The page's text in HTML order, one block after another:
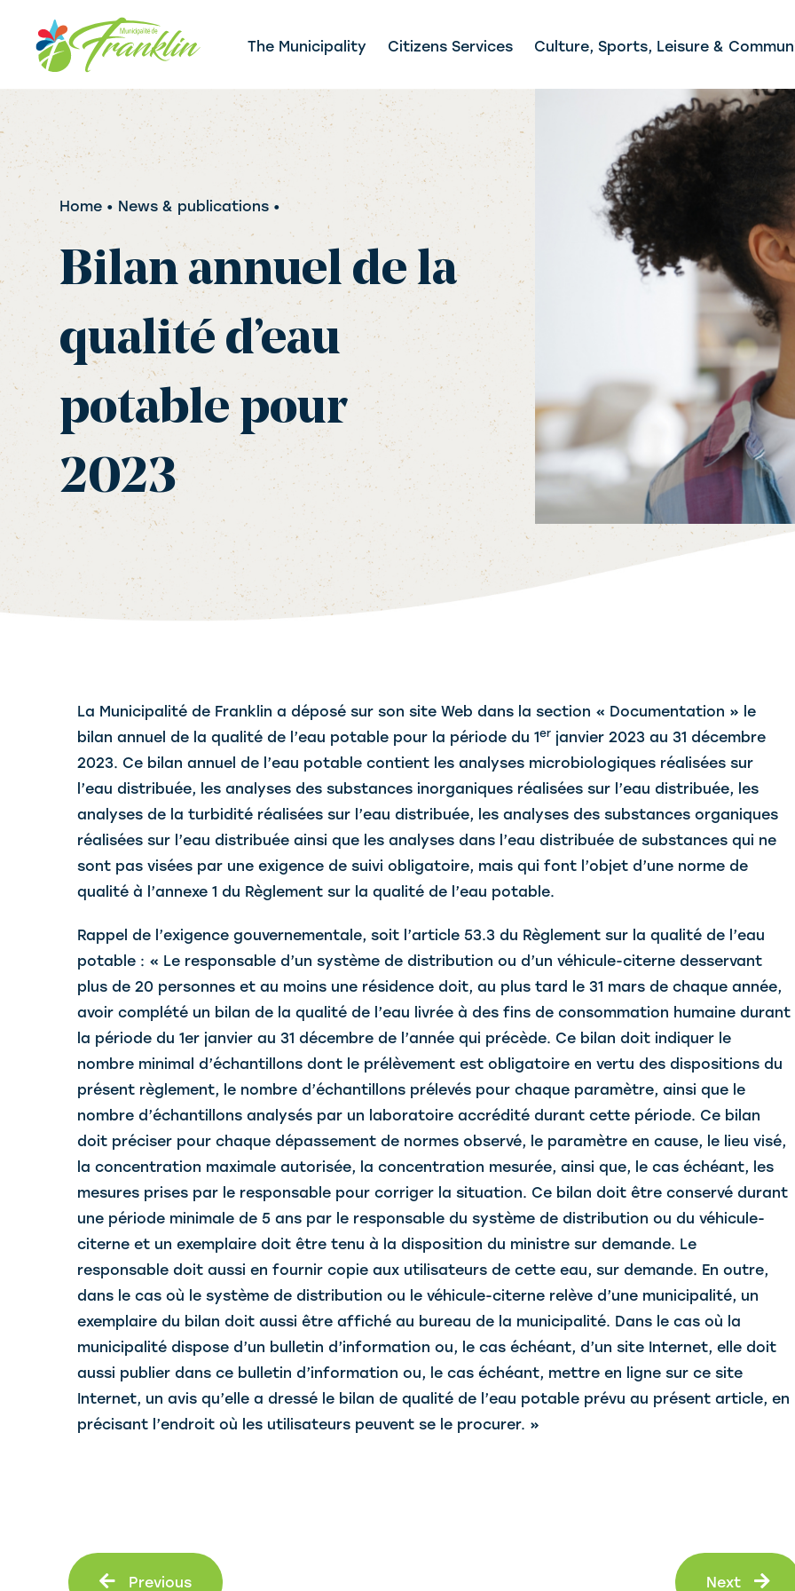
content
The Municipality Citizens Services Culture, Sports, Leisure &
Home • News & publications •
Bilan annuel de la
qualité d’eau
potable pour
2023
La Municipalité de Franklin a déposé sur son site Web dans la section « Documentation » le
bilan annuel de la qualité de l’eau potable pour la période du 1er janvier 2023 au 31 décembre
2023. Ce bilan annuel de l’eau potable contient les analyses microbiologiques réalisées sur
l’eau distribuée, les analyses des substances inorganiques réalisées sur l’eau distribuée, les
analyses de la turbidité réalisées sur l’eau distribuée, les analyses des substances organiques
réalisées sur l’eau distribuée ainsi que les analyses dans l’eau distribuée de substances qui ne
sont pas visées par une exigence de suivi obligatoire, mais qui font l’objet d’une norme de
qualité à l’annexe 1 du Règlement sur la qualité de l’eau potable.
Rappel de l’exigence gouvernementale, soit l’article 53.3 du Règlement sur la qualité de l’eau
potable : « Le responsable d’un système de distribution ou d’un véhicule-citerne desservant
plus de 20 personnes et au moins une résidence doit, au plus tard le 31 mars de chaque année,
avoir complété un bilan de la qualité de l’eau livrée à des fins de consommation humaine durant
la période du 1er janvier au 31 décembre de l’année qui précède. Ce bilan doit indiquer le
nombre minimal d’échantillons dont le prélèvement est obligatoire en vertu des dispositions du
présent règlement, le nombre d’échantillons prélevés pour chaque paramètre, ainsi que le
nombre d’échantillons analysés par un laboratoire accrédité durant cette période. Ce bilan
doit préciser pour chaque dépassement de normes observé, le paramètre en cause, le lieu visé,
la concentration maximale autorisée, la concentration mesurée, ainsi que, le cas échéant, les
mesures prises par le responsable pour corriger la situation. Ce bilan doit être conservé durant
une période minimale de 5 ans par le responsable du système de distribution ou du véhicule-
citerne et un exemplaire doit être tenu à la disposition du ministre sur demande. Le
responsable doit aussi en fournir copie aux utilisateurs de cette eau, sur demande. En outre,
dans le cas où le système de distribution ou le véhicule-citerne relève d’une municipalité, un
exemplaire du bilan doit aussi être affiché au bureau de la municipalité. Dans le cas où la
municipalité dispose d’un bulletin d’information ou, le cas échéant, d’un site Internet, elle doit
aussi publier dans ce bulletin d’information ou, le cas échéant, mettre en ligne sur ce site
Internet, un avis qu’elle a dressé le bilan de qualité de l’eau potable prévu au présent article, en
précisant l’endroit où les utilisateurs peuvent se le procurer. »
Previous Next